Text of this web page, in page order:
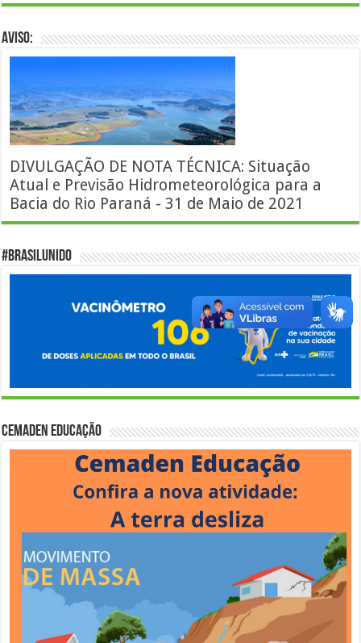
AVISO:
DIVULGAÇÃO DE NOTA TÉCNICA: Situação
Atual e Previsão Hidrometeorológica para a
Bacia do Rio Paraná - 31 de Maio de 2021
#BrasilUnido
Cemaden Educação